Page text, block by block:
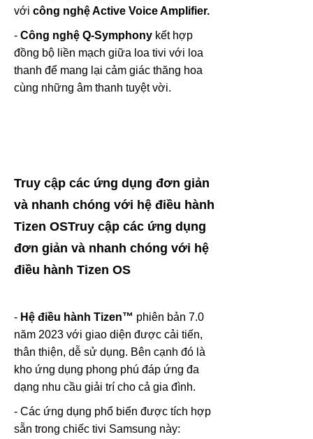
với công nghệ Active Voice Amplifier.
- Công nghệ Q-Symphony kết hợp
đồng bộ liền mạch giữa loa tivi với loa
thanh để mang lại cảm giác thăng hoa
cùng những âm thanh tuyệt vời.
Truy cập các ứng dụng đơn giản
và nhanh chóng với hệ điều hành
Tizen OSTruy cập các ứng dụng
đơn giản và nhanh chóng với hệ
điều hành Tizen OS
- Hệ điều hành Tizen™ phiên bản 7.0
năm 2023 với giao diện được cải tiến,
thân thiện, dễ sử dụng. Bên cạnh đó là
kho ứng dụng phong phú đáp ứng đa
dạng nhu cầu giải trí cho cả gia đình.
- Các ứng dụng phổ biến được tích hợp
sẵn trong chiếc tivi Samsung này: